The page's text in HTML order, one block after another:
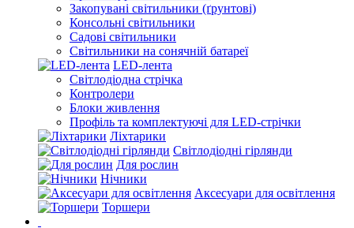
Закопувані світильники (ґрунтові)
Консольні світильники
Садові світильники
Світильники на сонячній батареї
LED-лента
Світлодіодна стрічка
Контролери
Блоки живлення
Профіль та комплектуючі для LED-стрічки
Ліхтарики
Світлодіодні гірлянди
Для рослин
Нічники
Аксесуари для освітлення
Торшери